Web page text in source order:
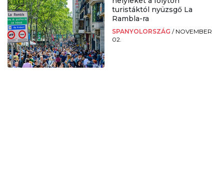
turistáktól nyüzsgő La
Rambla-ra
SPANYOLORSZÁG / NOVEMBER
02.